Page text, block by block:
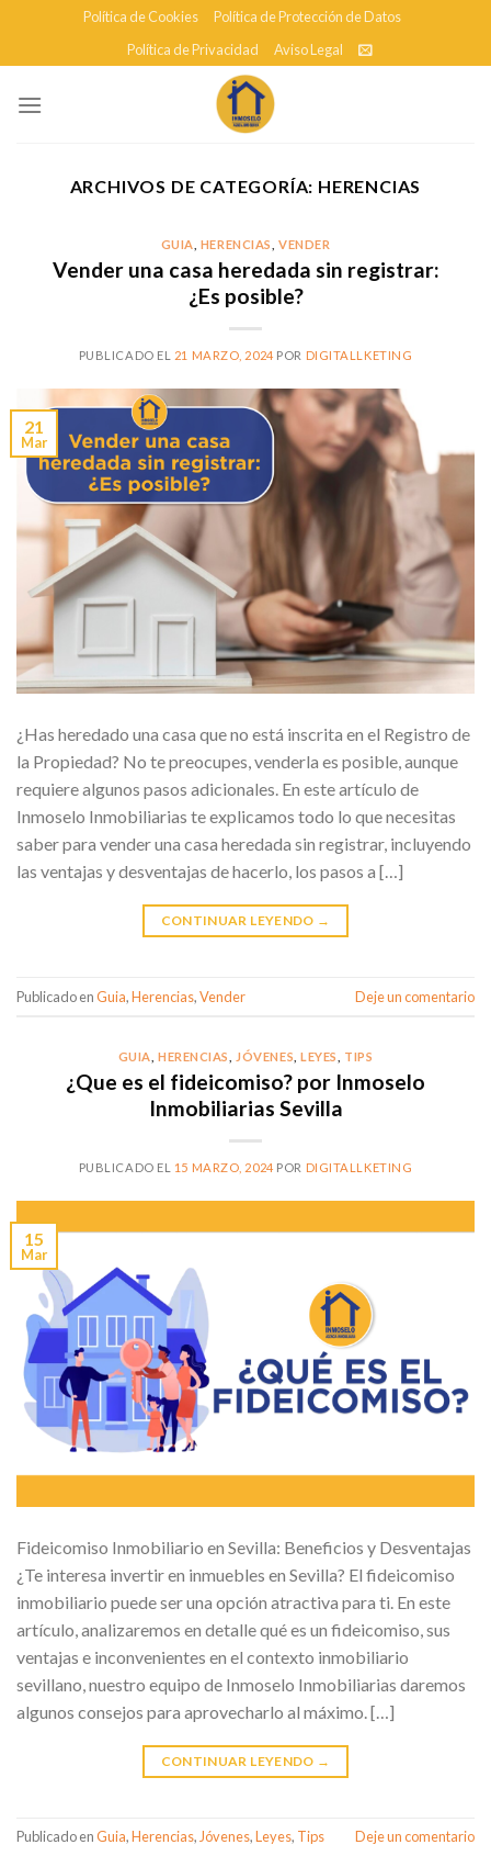
content
Política de Cookies
Política de Protección de Datos
Política de Privacidad
Aviso Legal
ARCHIVOS DE CATEGORÍA: HERENCIAS
GUIA HERENCIAS ,VENDER
Vender una casa heredada sin registrar:
¿Es posible?
PUBLICADO EL 21 MARZO, 2024 POR DIGITALLKETING
21
Mar
¿Has heredado una casa que no está inscrita en el Registro de
la Propiedad? No te preocupes, venderla es posible, aunque
requiere algunos pasos adicionales. En este artículo de
Inmoselo Inmobiliarias te explicamos todo lo que necesitas
saber para vender una casa heredada sin registrar, incluyendo
las ventajas y desventajas de hacerlo, los pasos a […]
CONTINUAR LEYENDO →
Publicado enGuia,Herencias,Vender Deje un comentario
GUIA HERENCIAS JÓVENES ,LEYES TIPS
¿Que es el fideicomiso? por Inmoselo
Inmobiliarias Sevilla
PUBLICADO EL 15 MARZO, 2024 POR DIGITALLKETING
15
Mar
Fideicomiso Inmobiliario en Sevilla: Beneficios y Desventajas
¿Te interesa invertir en inmuebles en Sevilla? El fideicomiso
inmobiliario puede ser una opción atractiva para ti. En este
artículo, analizaremos en detalle qué es un fideicomiso, sus
ventajas e inconvenientes en el contexto inmobiliario
sevillano, nuestro equipo de Inmoselo Inmobiliarias daremos
algunos consejos para aprovecharlo al máximo. […]
CONTINUAR LEYENDO →
Publicado enGuia,Herencias, Jóvenes,Leyes, Tips Deje un comentario